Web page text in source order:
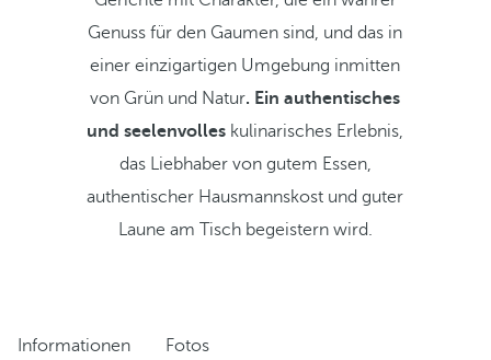
Genuss für den Gaumen sind, und das in
einer einzigartigen Umgebung inmitten
von Grün und Natur. Ein authentisches
und seelenvolles kulinarisches Erlebnis,
das Liebhaber von gutem Essen,
authentischer Hausmannskost und guter
Laune am Tisch begeistern wird.
Informationen
Fotos